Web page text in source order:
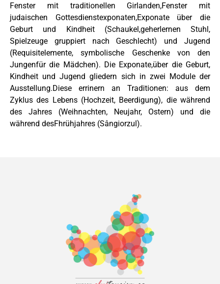
Fenster mit traditionellen Girlanden,Fenster mit
judaischen Gottesdienstexponaten,Exponate über die
Geburt und Kindheit (Schaukel,geherlernen Stuhl,
Spielzeuge gruppiert nach Geschlecht) und Jugend
(Requisitelemente, symbolische Geschenke von den
Jungenfür die Mädchen). Die Exponate,über die Geburt,
Kindheit und Jugend gliedern sich in zwei Module der
Ausstellung.Diese errinern an Traditionen: aus dem
Zyklus des Lebens (Hochzeit, Beerdigung), die während
des Jahres (Weihnachten, Neujahr, Ostern) und die
während desFhrühjahres (Sângiorzul).